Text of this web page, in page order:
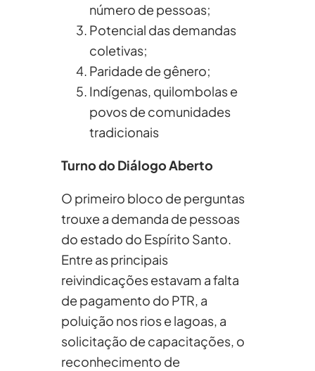
número de pessoas;
Potencial das demandas
coletivas;
Paridade de gênero;
Indígenas, quilombolas e
povos de comunidades
tradicionais
Turno do Diálogo Aberto
O primeiro bloco de perguntas
trouxe a demanda de pessoas
do estado do Espírito Santo.
Entre as principais
reivindicações estavam a falta
de pagamento do PTR, a
poluição nos rios e lagoas, a
solicitação de capacitações, o
reconhecimento de